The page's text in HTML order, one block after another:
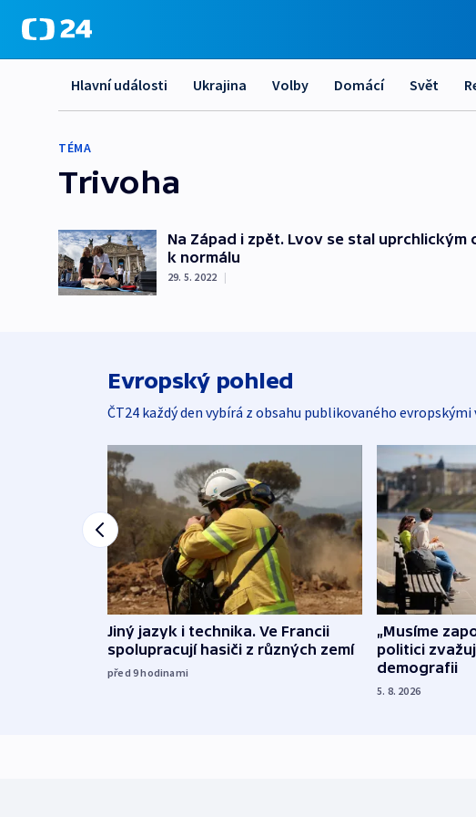
Hlavní události Ukrajina Volby Domácí Svět
TÉMA
Trivoha
Na Západ i zpět. Lvov se stal
k normálu
29. 5. 2022 |
Evropský pohled
ČT24 každý den vybírá z obsahu publikovaného
Jiný jazyk i technika. Ve Francii
spolupracují hasiči z různých zemí
před 9hodinami
„Musíme
politici
demografii
5. 8. 2026